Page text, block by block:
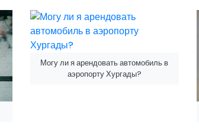
Могу ли я арендовать автомобиль в
аэропорту Хургады?